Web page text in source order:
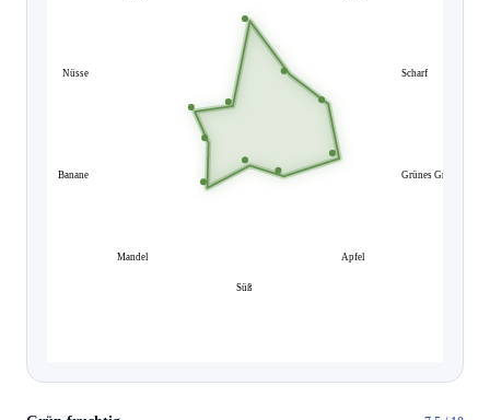
Scharf
Grünes Gras
Apfel
Süß
Mandel
Banane
Nüsse